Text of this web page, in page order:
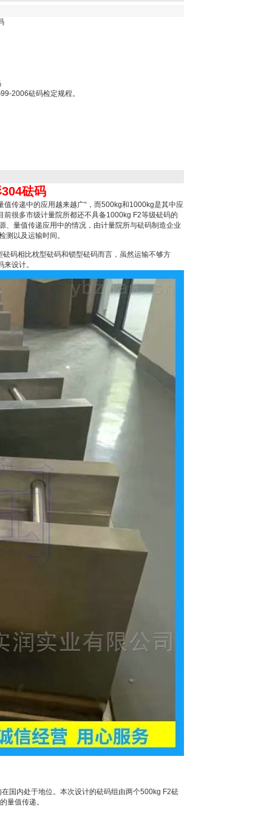
2006砝码检定规程。
砝码
传递中的应用越来越广“，而500kg和1000kg是其中应
很多市级计量院所都还不具备1000kg F2等级砝码的
量值传递应用中的情况，由计量院所与砝码制造企业
以及运输时间。
码相比枕型砝码和锁型砝码而言，虽然运输不够方
设计。
国内处于地位。本次设计的砝码组由两个500kg F2砝
量值传递。